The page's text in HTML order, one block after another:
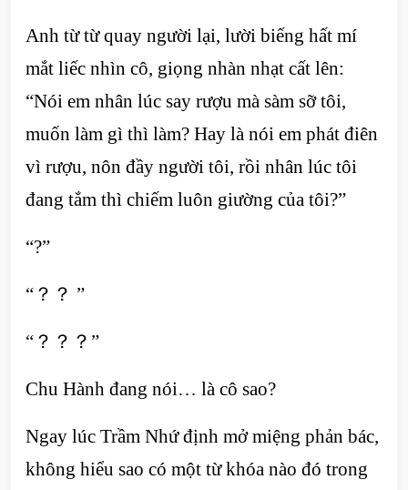
Anh từ từ quay người lại, lười biếng hất mí
mắt liếc nhìn cô, giọng nhàn nhạt cất lên:
“Nói em nhân lúc say rượu mà sàm sỡ tôi,
muốn làm gì thì làm? Hay là nói em phát điên
vì rượu, nôn đầy người tôi, rồi nhân lúc tôi
đang tắm thì chiếm luôn giường của tôi?”
“?”
“？？ ”
“？？？”
Chu Hành đang nói… là cô sao?
Ngay lúc Trầm Nhứ định mở miệng phản bác,
không hiểu sao có một từ khóa nào đó trong